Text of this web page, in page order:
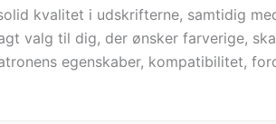
kvalitet i udskrifterne, samtidig
valg til dig, der ønsker farverige,
egenskaber, kompatibilitet,